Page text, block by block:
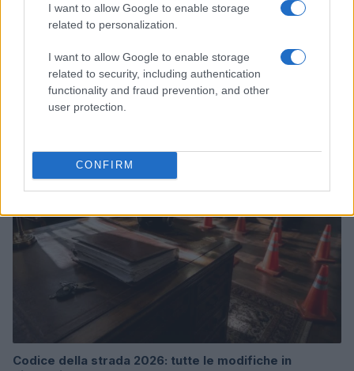
I want to allow Google to enable storage
related to personalization.
I want to allow Google to enable storage
related to security, including authentication
functionality and fraud prevention, and other
user protection.
CONFIRM
Continua a leggere
Codice della strada 2026: tutte le modifiche in